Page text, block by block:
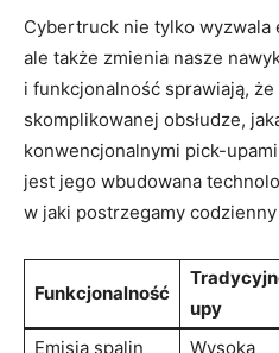
Cybertruck nie tylko​ wyzwala
⁤ale ⁣także zmienia nasze
i ‍funkcjonalność sprawiają,
skomplikowanej obsłudze,
konwencjonalnymi pick-
jest jego wbudowana
w jaki postrzegamy
Funkcjonalność
upy
Emisja spalin
Wysoka